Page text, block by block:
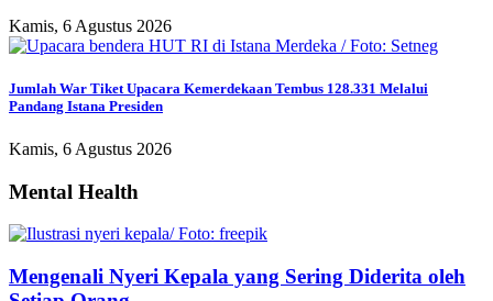
Kamis, 6 Agustus 2026
Jumlah War Tiket Upacara Kemerdekaan Tembus 128.331 Melalui
Pandang Istana Presiden
Kamis, 6 Agustus 2026
Mental Health
Mengenali Nyeri Kepala yang Sering Diderita oleh